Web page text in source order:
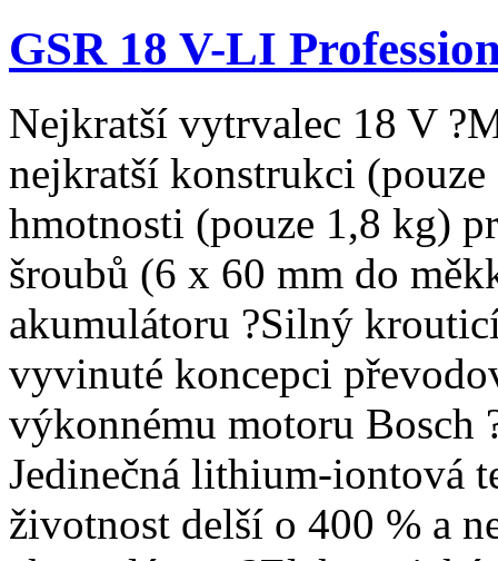
GSR 18 V-LI
Nejkratší vytrvalec 18 V
nejkratší konstrukci
hmotnosti (pouze 1,8 kg)
šroubů (6 x 60 mm do
akumulátoru ?Silný
vyvinuté koncepci
výkonnému motoru
Jedinečná lithium-iontová
životnost delší o 400 % a